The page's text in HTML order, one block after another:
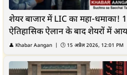
शेयर बाजार में LIC का महा-धमाका!
ऐतिहासिक ऐलान के बाद शेयरों में
👤 Khabar Aangan | 🕒 15 अप्रैल 2026, 12:01 PM